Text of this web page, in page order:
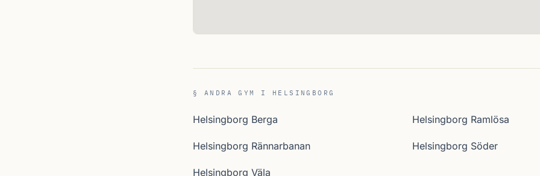
§ ANDRA GYM I HELSINGBORG
Helsingborg Berga Helsingborg Ramlösa
Helsingborg Rännarbanan Helsingborg Söder
Helsingborg Väla